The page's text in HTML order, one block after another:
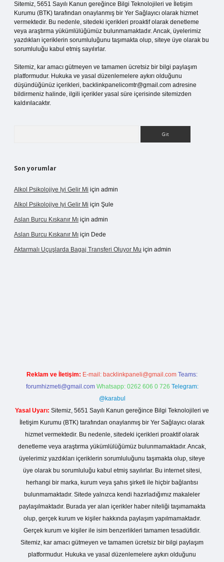
Sitemiz, 5651 Sayılı Kanun gereğince Bilgi Teknolojileri ve İletişim
Kurumu (BTK) tarafından onaylanmış bir Yer Sağlayıcı olarak hizmet
vermektedir. Bu nedenle, sitedeki içerikleri proaktif olarak denetleme
veya araştırma yükümlülüğümüz bulunmamaktadır. Ancak, üyelerimiz
yazdıkları içeriklerin sorumluluğunu taşımakta olup, siteye üye olarak bu
sorumluluğu kabul etmiş sayılırlar.
Sitemiz, kar amacı gütmeyen ve tamamen ücretsiz bir bilgi paylaşım
platformudur. Hukuka ve yasal düzenlemelere aykırı olduğunu
düşündüğünüz içerikleri, backlinkpanelicomtr@gmail.com adresine
bildirmeniz halinde, ilgili içerikler yasal süre içerisinde sitemizden
kaldırılacaktır.
Son yorumlar
Alkol Psikolojiye Iyi Gelir Mi için admin
Alkol Psikolojiye Iyi Gelir Mi için Şule
Aslan Burcu Kıskanır Mı için admin
Aslan Burcu Kıskanır Mı için Dede
Aktarmalı Uçuşlarda Bagaj Transferi Oluyor Mu için admin
Reklam ve İletişim: E-mail: backlinkpaneli@gmail.com Teams:
forumhizmeti@gmail.com Whatsapp: 0262 606 0 726 Telegram:
@karabul
Yasal Uyarı: Sitemiz, 5651 Sayılı Kanun gereğince Bilgi Teknolojileri ve
İletişim Kurumu (BTK) tarafından onaylanmış bir Yer Sağlayıcı olarak
hizmet vermektedir. Bu nedenle, sitedeki içerikleri proaktif olarak
denetleme veya araştırma yükümlülüğümüz bulunmamaktadır. Ancak,
üyelerimiz yazdıkları içeriklerin sorumluluğunu taşımakta olup, siteye
üye olarak bu sorumluluğu kabul etmiş sayılırlar. Bu internet sitesi,
herhangi bir marka, kurum veya şahıs şirketi ile hiçbir bağlantısı
bulunmamaktadır. Sitede yalnızca kendi hazırladığımız makaleler
paylaşılmaktadır. Burada yer alan içerikler haber niteliği taşımamakta
olup, gerçek kurum ve kişiler hakkında paylaşım yapılmamaktadır.
Gerçek kurum ve kişiler ile isim benzerlikleri tamamen tesadüfidir.
Sitemiz, kar amacı gütmeyen ve tamamen ücretsiz bir bilgi paylaşım
platformudur. Hukuka ve yasal düzenlemelere aykırı olduğunu